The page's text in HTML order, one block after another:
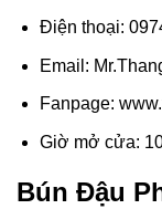
Điện thoại:
Email:
Fanpage:
Giờ mở cửa:
Bún Đậu